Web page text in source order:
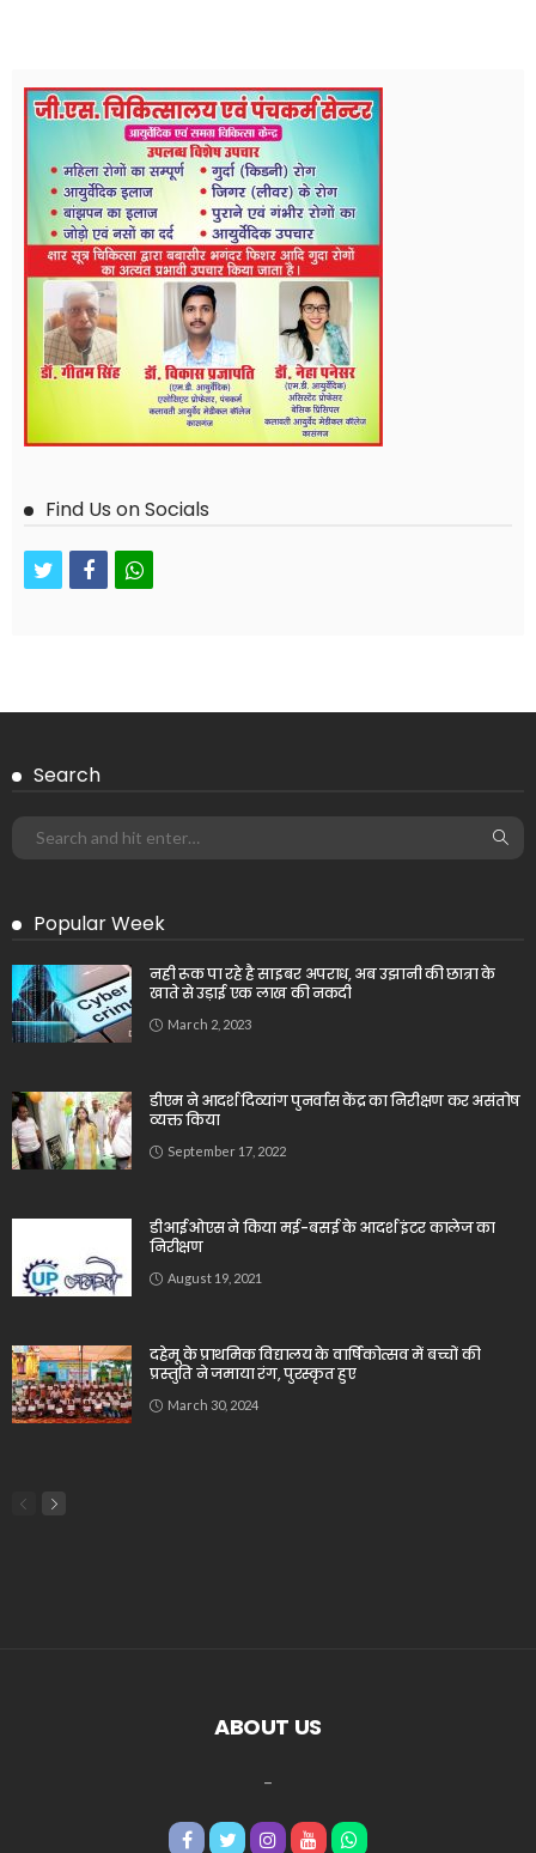
Find Us on Socials
twitterfacebookwhatsapp
Search
Popular Week
नही रूक पा रहे है साइबर अपराध, अब उझानी की छात्रा के
खाते से उड़ाई एक लाख की नकदी
March 2, 2023
डीएम ने आदर्श दिव्यांग पुनर्वास केंद्र का निरीक्षण कर असंतोष
व्यक्त किया
September 17, 2022
डीआईओएस ने किया मई-बसई के आदर्श इंटर कालेज का
निरीक्षण
August 19, 2021
दहेमू के प्राथमिक विद्यालय के वार्षिकोत्सव में बच्चों की
प्रस्तुति ने जमाया रंग, पुरस्कृत हुए
March 30, 2024
ABOUT US